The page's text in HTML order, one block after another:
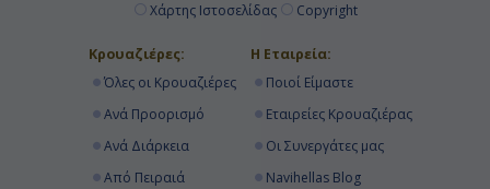
Χάρτης Ιστοσελίδας Copyright
Κρουαζιέρες:
Όλες οι Κρουαζιέρες
Ανά Προορισμό
Ανά Διάρκεια
Από Πειραιά
Η Εταιρεία:
Ποιοί Είμαστε
Εταιρείες Κρουαζιέρας
Οι Συνεργάτες μας
Navihellas Blog